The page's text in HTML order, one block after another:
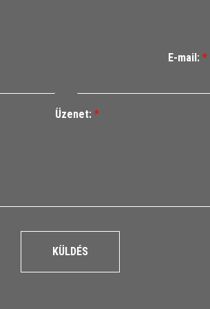
E-mail: *
Üzenet: *
KÜLDÉS